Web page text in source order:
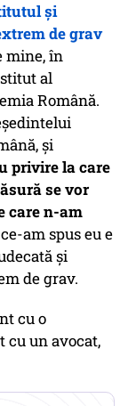
și
de grav
mine, în
al
Română.
și
privire la care
se vor
care n-am
am spus eu e
și
de grav.
cu o
cu un avocat,